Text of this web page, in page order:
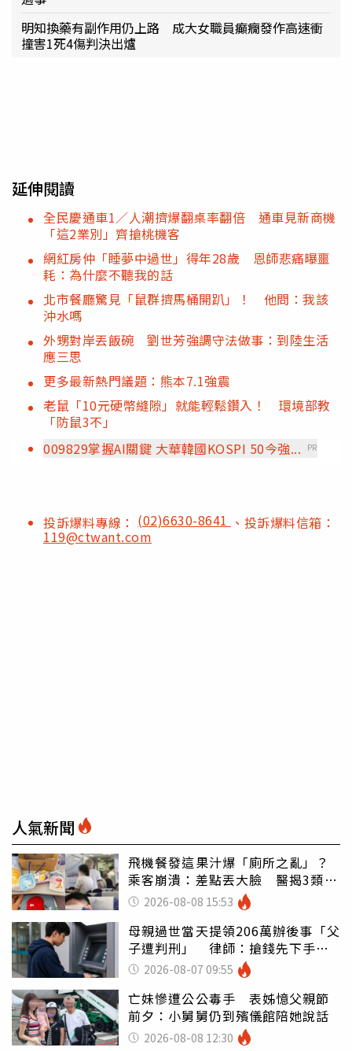
明知換藥有副作用仍上路 成大女職員癲癇發作高速衝
撞害1死4傷判決出爐
延伸閱讀
全民慶通車1／人潮擠爆翻桌率翻倍 通車見新商機
「這2業別」齊搶桃機客
網紅房仲「睡夢中過世」得年28歲 恩師悲痛曝噩
耗：為什麼不聽我的話
北市餐廳驚見「鼠群擠馬桶開趴」！ 他問：我該
沖水嗎
外甥對岸丟飯碗 劉世芳強調守法做事：到陸生活
應三思
更多最新熱門議題：熊本7.1強震
老鼠「10元硬幣縫隙」就能輕鬆鑽入！ 環境部教
「防鼠3不」
009829掌握AI關鍵 大華韓國KOSPI 50今強...
PR
投訴爆料專線： (02)6630-8641 、投訴爆料信箱：
119@ctwant.com
人氣新聞
飛機餐發這果汁爆「廁所之亂」？
乘客崩潰：差點丟大臉 醫揭3類人
別亂喝
2026-08-08 15:53
母親過世當天提領206萬辦後事「父
子遭判刑」 律師：搶錢先下手是
罪 2026-08-07 09:55
亡妹慘遭公公毒手 表姊憶父親節
前夕：小舅舅仍到殯儀館陪她說話
2026-08-08 12:30